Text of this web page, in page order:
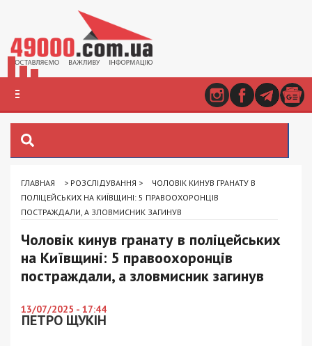
ГЛАВНАЯ > РОЗСЛІДУВАННЯ >
ЧОЛОВІК КИНУВ ГРАНАТУ В
ПОЛІЦЕЙСЬКИХ НА КИЇВЩИНІ: 5 ПРАВООХОРОНЦІВ
ПОСТРАЖДАЛИ, А ЗЛОВМИСНИК ЗАГИНУВ
Чоловік кинув гранату в поліцейських
на Київщині: 5 правоохоронців
постраждали, а зловмисник загинув
13/07/2025 - 17:44
ПЕТРО ЩУКІН